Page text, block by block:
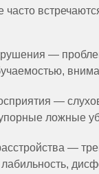
часто
—
—
ложные
—